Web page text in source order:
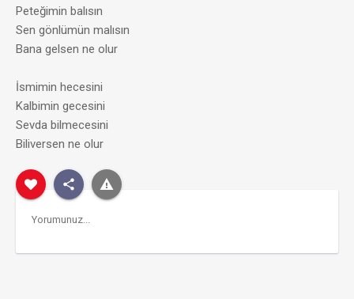
Peteğimin balısın
Sen gönlümün malısın
Bana gelsen ne olur
İsmimin hecesini
Kalbimin gecesini
Sevda bilmecesini
Biliversen ne olur